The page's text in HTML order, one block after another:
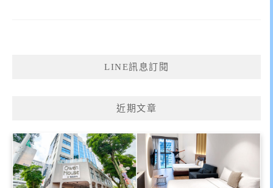
LINE訊息訂閱
近期文章